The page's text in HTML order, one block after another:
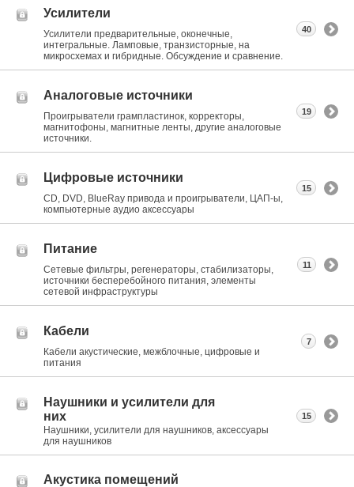
Усилители
Усилители предварительные, оконечные,
интегральные. Ламповые, транзисторные, на
микросхемах и гибридные. Обсуждение и сравнение.
40
Аналоговые источники
Проигрыватели грампластинок, корректоры,
магнитофоны, магнитные ленты, другие аналоговые
источники.
19
Цифровые источники
CD, DVD, BlueRay привода и проигрыватели, ЦАП-ы,
компьютерные аудио аксессуары
15
Питание
Сетевые фильтры, регенераторы, стабилизаторы,
источники бесперебойного питания, элементы
сетевой инфраструктуры
11
Кабели
Кабели акустические, межблочные, цифровые и
питания
7
Наушники и усилители для
них
Наушники, усилители для наушников, аксессуары
для наушников
15
Акустика помещений